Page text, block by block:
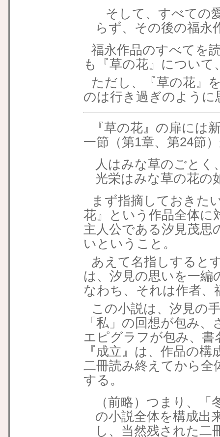
そして、すべての
らず、その後の福永
福永作品のすべてを
も『草の花』につい
ただし、『草の花』
のは行き過ぎのように
『草の花』の扉には
一節（第1章、第24節
人はみな草のごとく
光栄はみな草の花の
まず指摘しておきた
花』という作品全体に
主人公である汐見茂
いということ。
あえて名指しすると
は、汐見の思いを一編
なわち、それは作者、
この小説は、汐見の
「私」の回想が包み
エピグラフが包み、
『成立』は、作品の
二冊読み終えてから全
する。
（前略）つまり、
の小説全体を構成出
し、当然残された二